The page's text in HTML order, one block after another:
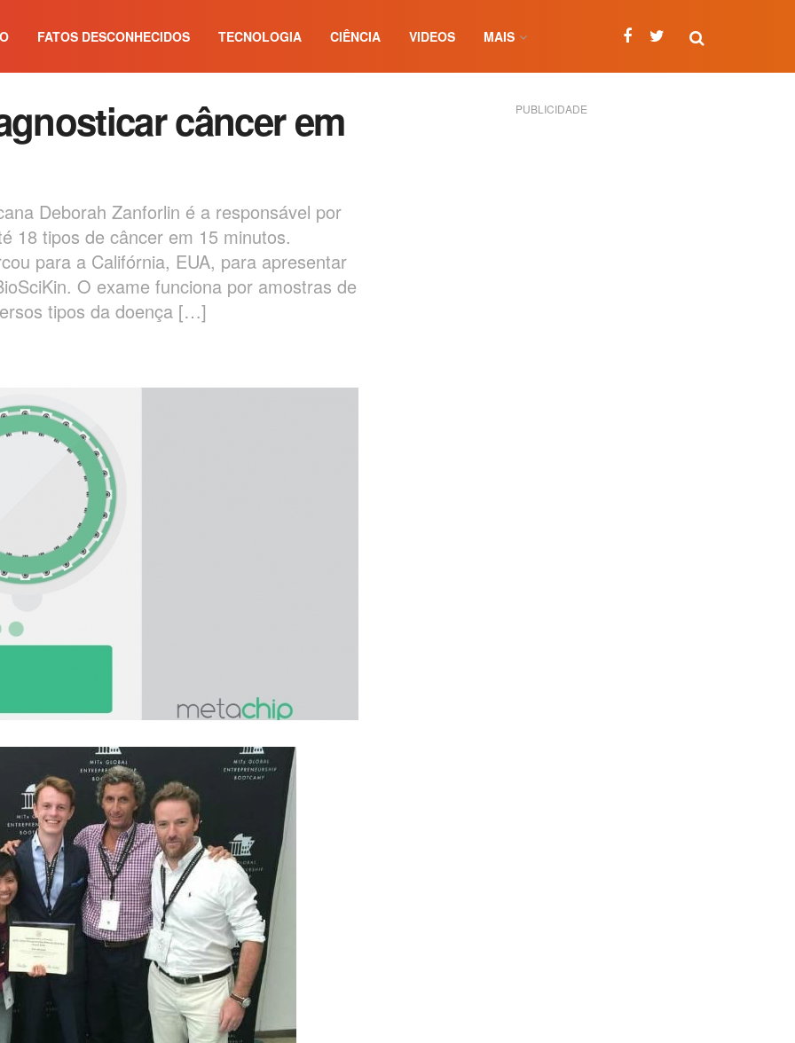
FATOS DESCONHECIDOS TECNOLOGIA CIÊNCIA VIDEOS MAIS
câncer em
Deborah Zanforlin é a responsável por
18 tipos de câncer em 15 minutos.
para a Califórnia, EUA, para apresentar
O exame funciona por amostras de
tipos da doença […]
PUBLICIDADE